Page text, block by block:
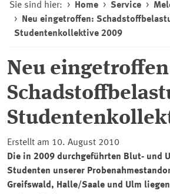
Sie sind hier: Home Service
Neu eingetroffen:
Studentenkollektive 2009
Neu
Erstellt am 10. August 2010
Die in 2009 durchgeführten Blut- und
Studenten unserer
Greifswald, Halle/Saale und Ulm